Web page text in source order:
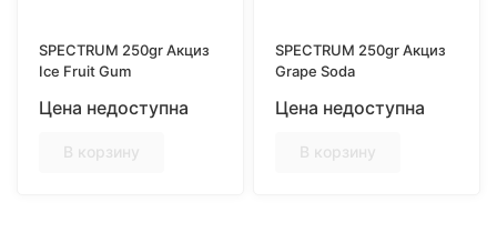
SPECTRUM 250gr Акциз
Ice Fruit Gum
Цена недоступна
В корзину
SPECTRUM 250gr Акциз
Grape Soda
Цена недоступна
В корзину